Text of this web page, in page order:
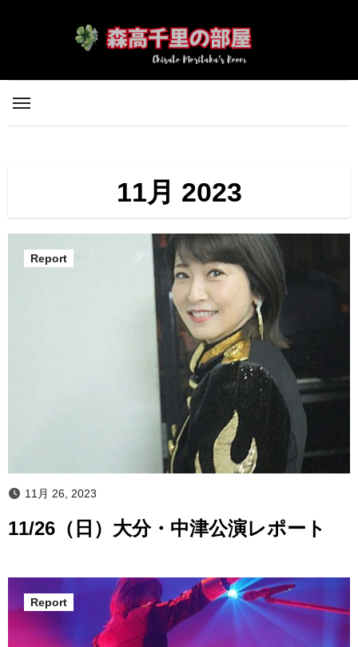
ス
11月 2023
Report
11月 26, 2023
11/26（日）大分・中津公演レポート
Report